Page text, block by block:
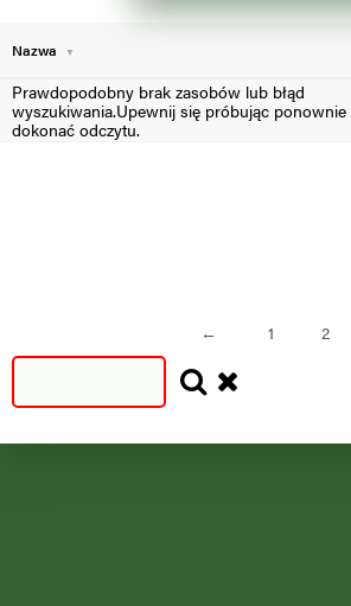
Nazwa
Prawdopodobny brak zasobów lub błąd
wyszukiwania.Upewnij się próbując ponownie
dokonać odczytu.
← 1 2